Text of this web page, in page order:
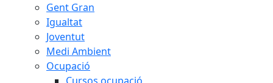
Gent Gran
Igualtat
Joventut
Medi Ambient
Ocupació